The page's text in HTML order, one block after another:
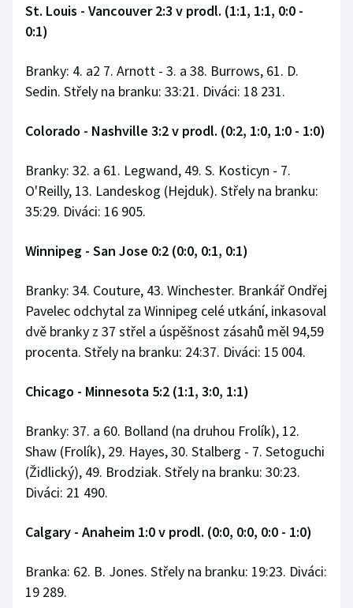
St. Louis - Vancouver 2:3 v prodl. (1:1, 1:1, 0:0 -
0:1)
Branky: 4. a2 7. Arnott - 3. a 38. Burrows, 61. D.
Sedin. Střely na branku: 33:21. Diváci: 18 231.
Colorado - Nashville 3:2 v prodl. (0:2, 1:0, 1:0 - 1:0)
Branky: 32. a 61. Legwand, 49. S. Kosticyn - 7.
O'Reilly, 13. Landeskog (Hejduk). Střely na branku:
35:29. Diváci: 16 905.
Winnipeg - San Jose 0:2 (0:0, 0:1, 0:1)
Branky: 34. Couture, 43. Winchester. Brankář Ondřej
Pavelec odchytal za Winnipeg celé utkání, inkasoval
dvě branky z 37 střel a úspěšnost zásahů měl 94,59
procenta. Střely na branku: 24:37. Diváci: 15 004.
Chicago - Minnesota 5:2 (1:1, 3:0, 1:1)
Branky: 37. a 60. Bolland (na druhou Frolík), 12.
Shaw (Frolík), 29. Hayes, 30. Stalberg - 7. Setoguchi
(Židlický), 49. Brodziak. Střely na branku: 30:23.
Diváci: 21 490.
Calgary - Anaheim 1:0 v prodl. (0:0, 0:0, 0:0 - 1:0)
Branka: 62. B. Jones. Střely na branku: 19:23. Diváci:
19 289.